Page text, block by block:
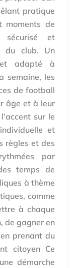
pratique
moments de
sécurisé et
du club. Un
et adapté à
semaine, les
de football
âge et à leur
sur le
et
règles et des
par
temps de
à thème
comme
à chaque
de gagner en
prenant du
citoyen Ce
démarche